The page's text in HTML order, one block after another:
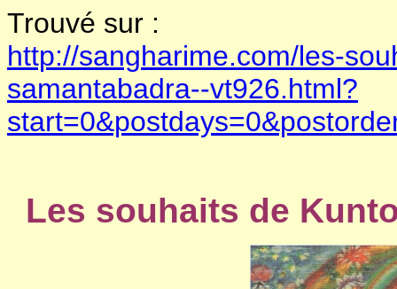
Trouvé sur :
http://sangharime.com/les-
samantabadra--vt926.html?
Les souhaits de